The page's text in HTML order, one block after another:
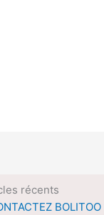
récents
BOLITOO